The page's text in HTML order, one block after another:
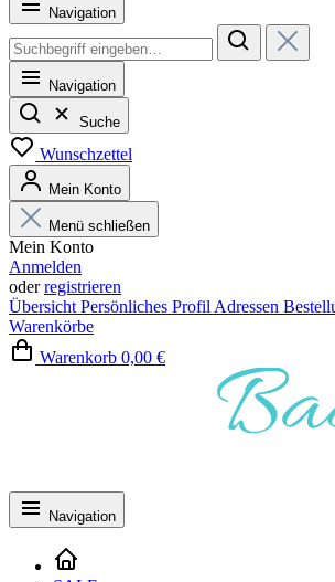
Navigation
Navigation
Suche
Wunschzettel
Mein Konto
Menü schließen
Mein Konto
Anmelden
oderregistrieren
Übersicht Persönliches Profil Adressen
Warenkörbe
Warenkorb 0,00 €
Navigation